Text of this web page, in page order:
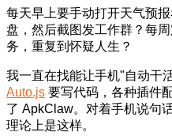
每天早上要手动打开天气预
盘，然后截图发工作群？每
务，重复到怀疑人生？
我一直在找能让手机"自动干
Auto.js 要写代码，各种插件
了 ApkClaw。对着手机说
理论上是这样。